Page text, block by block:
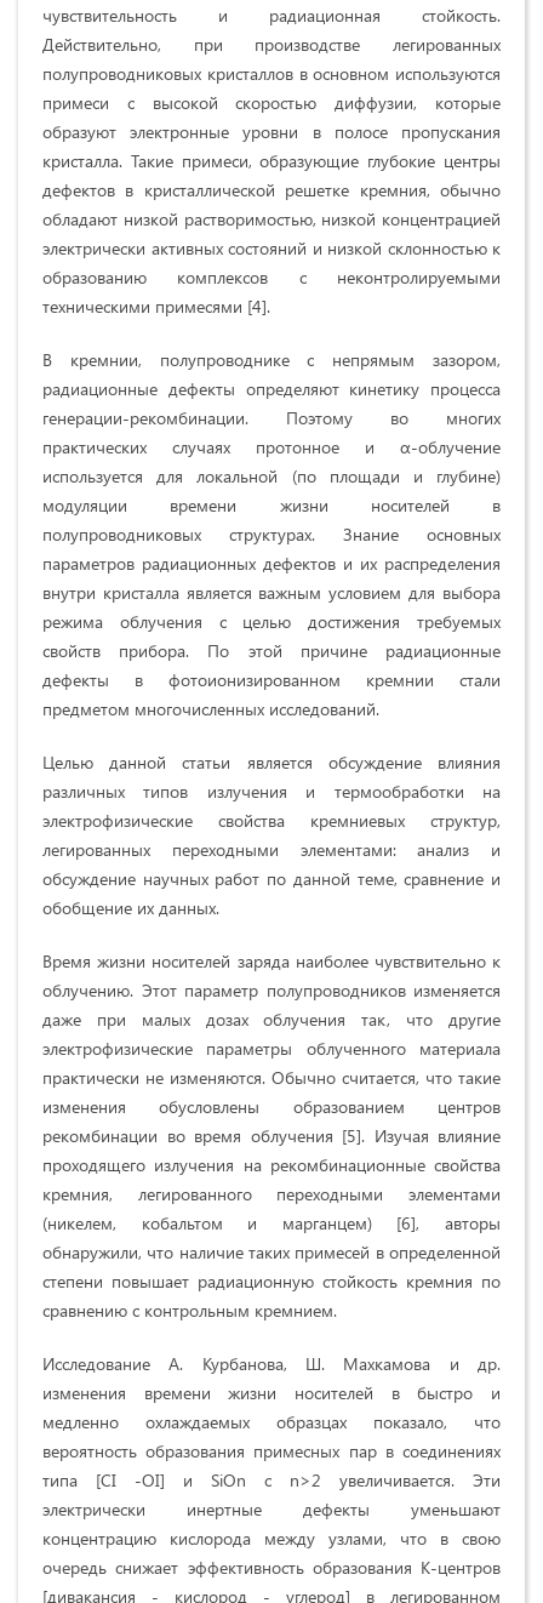
чувствительность и радиационная стойкость.
Действительно, при производстве легированных
полупроводниковых кристаллов в основном используются
примеси с высокой скоростью диффузии, которые
образуют электронные уровни в полосе пропускания
кристалла. Такие примеси, образующие глубокие центры
дефектов в кристаллической решетке кремния, обычно
обладают низкой растворимостью, низкой концентрацией
электрически активных состояний и низкой склонностью к
образованию комплексов с неконтролируемыми
техническими примесями [4].
В кремнии, полупроводнике с непрямым зазором,
радиационные дефекты определяют кинетику процесса
генерации-рекомбинации. Поэтому во многих
практических случаях протонное и α-облучение
используется для локальной (по площади и глубине)
модуляции времени жизни носителей в
полупроводниковых структурах. Знание основных
параметров радиационных дефектов и их распределения
внутри кристалла является важным условием для выбора
режима облучения с целью достижения требуемых
свойств прибора. По этой причине радиационные
дефекты в фотоионизированном кремнии стали
предметом многочисленных исследований.
Целью данной статьи является обсуждение влияния
различных типов излучения и термообработки на
электрофизические свойства кремниевых структур,
легированных переходными элементами: анализ и
обсуждение научных работ по данной теме, сравнение и
обобщение их данных.
Время жизни носителей заряда наиболее чувствительно к
облучению. Этот параметр полупроводников изменяется
даже при малых дозах облучения так, что другие
электрофизические параметры облученного материала
практически не изменяются. Обычно считается, что такие
изменения обусловлены образованием центров
рекомбинации во время облучения [5]. Изучая влияние
проходящего излучения на рекомбинационные свойства
кремния, легированного переходными элементами
(никелем, кобальтом и марганцем) [6], авторы
обнаружили, что наличие таких примесей в определенной
степени повышает радиационную стойкость кремния по
сравнению с контрольным кремнием.
Исследование А. Курбанова, Ш. Махкамова и др.
изменения времени жизни носителей в быстро и
медленно охлаждаемых образцах показало, что
вероятность образования примесных пар в соединениях
типа [CI -OI] и SiOn с n>2 увеличивается. Эти
электрически инертные дефекты уменьшают
концентрацию кислорода между узлами, что в свою
очередь снижает эффективность образования K-центров
[дивакансия - кислород - углерод] в легированном